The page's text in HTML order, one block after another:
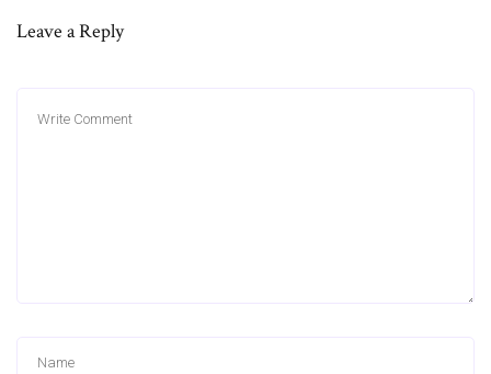
Leave a Reply